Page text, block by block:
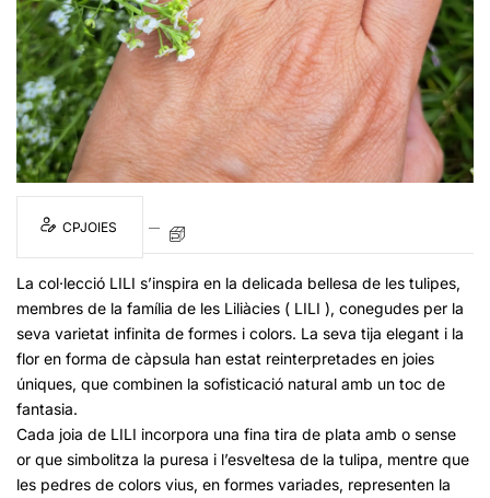
CPJOIES
La col·lecció LILI s’inspira en la delicada bellesa de les tulipes,
membres de la família de les Liliàcies ( LILI ), conegudes per la
seva varietat infinita de formes i colors. La seva tija elegant i la
flor en forma de càpsula han estat reinterpretades en joies
úniques, que combinen la sofisticació natural amb un toc de
fantasia.
Cada joia de LILI incorpora una fina tira de plata amb o sense
or que simbolitza la puresa i l’esveltesa de la tulipa, mentre que
les pedres de colors vius, en formes variades, representen la